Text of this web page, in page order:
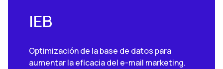
IEB
Optimización de la base de datos para
aumentar la eficacia del e-mail marketing.